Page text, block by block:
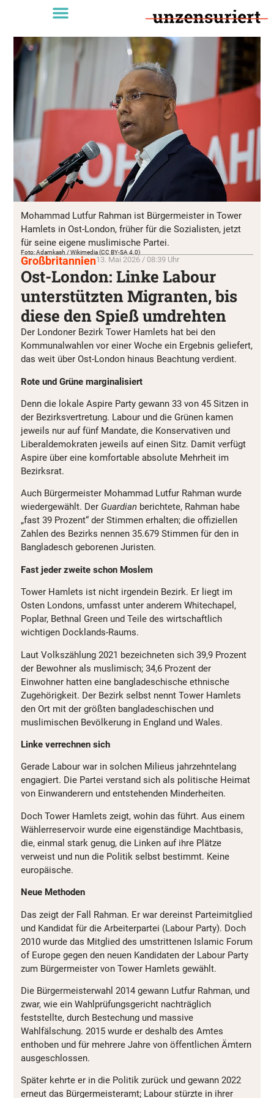
Mohammad Lutfur Rahman ist Bürgermeister in Tower
Hamlets in Ost-London, früher für die Sozialisten, jetzt
für seine eigene muslimische Partei.
Foto: Adamkash / Wikimedia (CC BY-SA 4.0)
Großbritannien13. Mai 2026 / 08:39 Uhr
Ost-London: Linke Labour
unterstützten Migranten, bis
diese den Spieß umdrehten
Der Londoner Bezirk Tower Hamlets hat bei den
Kommunalwahlen vor einer Woche ein Ergebnis geliefert,
das weit über Ost-London hinaus Beachtung verdient.
Rote und Grüne marginalisiert
Denn die lokale Aspire Party gewann 33 von 45 Sitzen in
der Bezirksvertretung. Labour und die Grünen kamen
jeweils nur auf fünf Mandate, die Konservativen und
Liberaldemokraten jeweils auf einen Sitz. Damit verfügt
Aspire über eine komfortable absolute Mehrheit im
Bezirksrat.
Auch Bürgermeister Mohammad Lutfur Rahman wurde
wiedergewählt. Der Guardian berichtete, Rahman habe
„fast 39 Prozent“ der Stimmen erhalten; die offiziellen
Zahlen des Bezirks nennen 35.679 Stimmen für den in
Bangladesch geborenen Juristen.
Fast jeder zweite schon Moslem
Tower Hamlets ist nicht irgendein Bezirk. Er liegt im
Osten Londons, umfasst unter anderem Whitechapel,
Poplar, Bethnal Green und Teile des wirtschaftlich
wichtigen Docklands-Raums.
Laut Volkszählung 2021 bezeichneten sich 39,9 Prozent
der Bewohner als muslimisch; 34,6 Prozent der
Einwohner hatten eine bangladeschische ethnische
Zugehörigkeit. Der Bezirk selbst nennt Tower Hamlets
den Ort mit der größten bangladeschischen und
muslimischen Bevölkerung in England und Wales.
Linke verrechnen sich
Gerade Labour war in solchen Milieus jahrzehntelang
engagiert. Die Partei verstand sich als politische Heimat
von Einwanderern und entstehenden Minderheiten.
Doch Tower Hamlets zeigt, wohin das führt. Aus einem
Wählerreservoir wurde eine eigenständige Machtbasis,
die, einmal stark genug, die Linken auf ihre Plätze
verweist und nun die Politik selbst bestimmt. Keine
europäische.
Neue Methoden
Das zeigt der Fall Rahman. Er war dereinst Parteimitglied
und Kandidat für die Arbeiterpartei (Labour Party). Doch
2010 wurde das Mitglied des umstrittenen Islamic Forum
of Europe gegen den neuen Kandidaten der Labour Party
zum Bürgermeister von Tower Hamlets gewählt.
Die Bürgermeisterwahl 2014 gewann Lutfur Rahman, und
zwar, wie ein Wahlprüfungsgericht nachträglich
feststellte, durch Bestechung und massive
Wahlfälschung. 2015 wurde er deshalb des Amtes
enthoben und für mehrere Jahre von öffentlichen Ämtern
ausgeschlossen.
Später kehrte er in die Politik zurück und gewann 2022
erneut das Bürgermeisteramt; Labour stürzte in ihrer